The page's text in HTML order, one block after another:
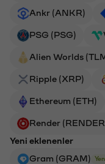
Ankr (ANKR)
PSG (PSG)
Alien Worlds
Ripple (XRP)
Ethereum (ETH)
Render
Yeni eklenenler
Gram (GRAM)